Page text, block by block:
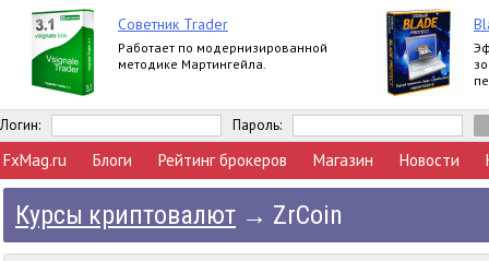
Советник Trader
Работает по модернизированной
методике Мартингейла.
Логин: Пароль:
FxMag.ru Блоги Рейтинг брокеров Магазин Новости
Курсы криптовалют → ZrCoin